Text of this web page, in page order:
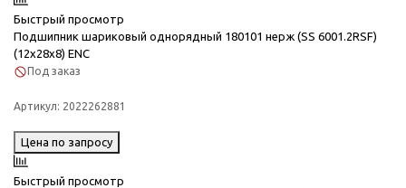
Быстрый просмотр
Подшипник шариковый однорядный 180101 нерж (SS 6001.2RSF)
(12x28x8) ENC
Под заказ
Артикул: 2022262881
Цена по запросу
Быстрый просмотр